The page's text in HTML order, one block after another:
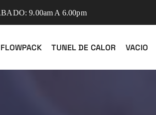
9.00am A 6.00pm
FLOWPACK TUNEL DE CALOR VACIO